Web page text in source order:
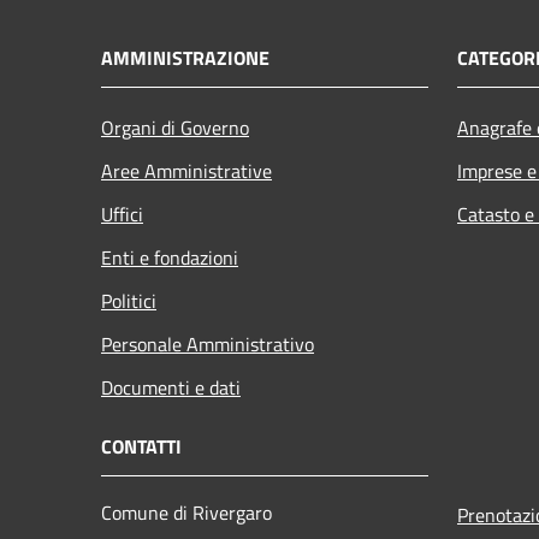
AMMINISTRAZIONE
Organi di Governo
Aree Amministrative
Uffici
Enti e fondazioni
Politici
Personale Amministrativo
Documenti e dati
Imprese
Catasto
CONTATTI
Comune di Rivergaro